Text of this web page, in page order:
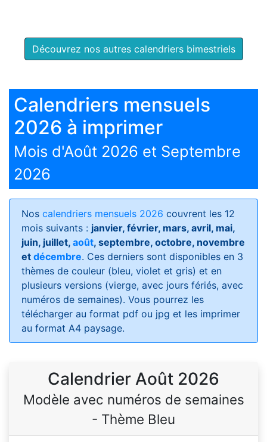
Découvrez nos autres calendriers bimestriels
Calendriers mensuels
2026 à imprimer
Mois d'Août 2026 et Septembre
2026
Nos calendriers mensuels 2026 couvrent les 12
mois suivants : janvier, février, mars, avril, mai,
juin, juillet, août, septembre, octobre, novembre
et décembre. Ces derniers sont disponibles en 3
thèmes de couleur (bleu, violet et gris) et en
plusieurs versions (vierge, avec jours fériés, avec
numéros de semaines). Vous pourrez les
télécharger au format pdf ou jpg et les imprimer
au format A4 paysage.
Calendrier Août 2026
Modèle avec numéros de semaines
- Thème Bleu